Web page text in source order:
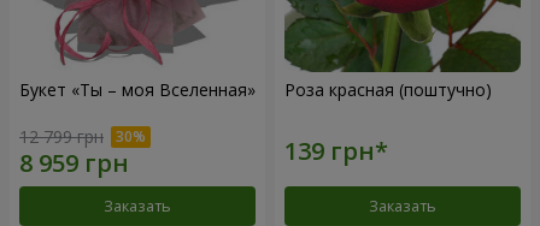
Букет «Ты – моя Вселенная»
12 799 грн
Заказать
Роза красная (поштучно)
Заказать